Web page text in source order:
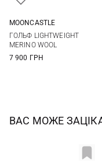
MOONCASTLE
ГОЛЬФ LIGHTWEIGHT
MERINO WOOL
7 900 ГРН
ВАС МОЖЕ